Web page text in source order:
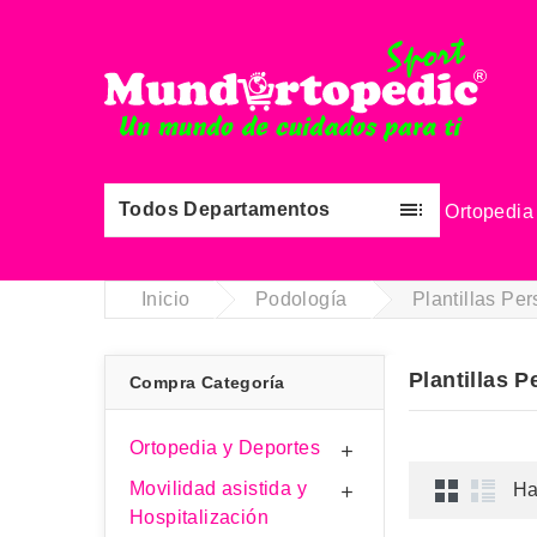

Todos Departamentos
Inicio Podología Plantillas
Compra Categoría
Ortopedia y Deportes 
Movilidad asistida y
Hospitalización

Plantillas